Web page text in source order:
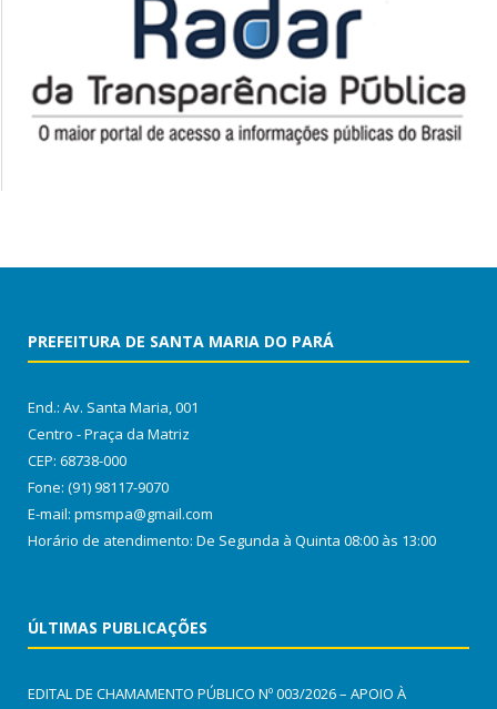
PREFEITURA DE SANTA MARIA DO PARÁ
End.: Av. Santa Maria, 001
Centro - Praça da Matriz
CEP: 68738-000
Fone: (91) 98117-9070
E-mail: pmsmpa@gmail.com
Horário de atendimento: De Segunda à Quinta 08:00 às 13:00
ÚLTIMAS PUBLICAÇÕES
EDITAL DE CHAMAMENTO PÚBLICO Nº 003/2026 – APOIO À